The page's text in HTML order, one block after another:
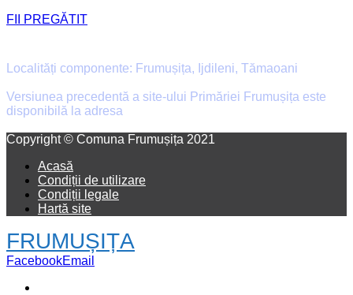
FII PREGĂTIT
Localități componente: Frumușița, Ijdileni, Tămaoani
Versiunea precedentă a site-ului Primăriei Frumușița este
disponibilă la adresa
Copyright © Comuna Frumușița 2021
Acasă
Condiții de utilizare
Condiții legale
Hartă site
FRUMUȘIȚA
FacebookEmail